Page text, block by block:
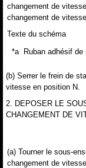
changement de
changement de vitesse.
Texte du schéma
*a Ruban adhésif de
(b) Serrer le frein de
vitesse en position N.
2. DEPOSER LE
CHANGEMENT DE
(a) Tourner le sous-
changement de